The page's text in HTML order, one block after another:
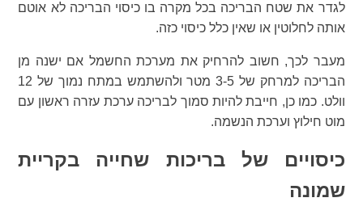
לגדר את שטח הבריכה בכל מקרה בו כיסוי הבריכה לא אוטם
אותה לחלוטין או שאין כלל כיסוי כזה.
מעבר לכך, חשוב להרחיק את מערכת החשמל אם ישנה מן
הבריכה למרחק של 3-5 מטר ולהשתמש במתח נמוך של 12
וולט. כמו כן, חייבת להיות סמוך לבריכה ערכת עזרה ראשון עם
מוט חילוץ וערכת הנשמה.
כיסויים של בריכות שחייה בקריית
שמונה